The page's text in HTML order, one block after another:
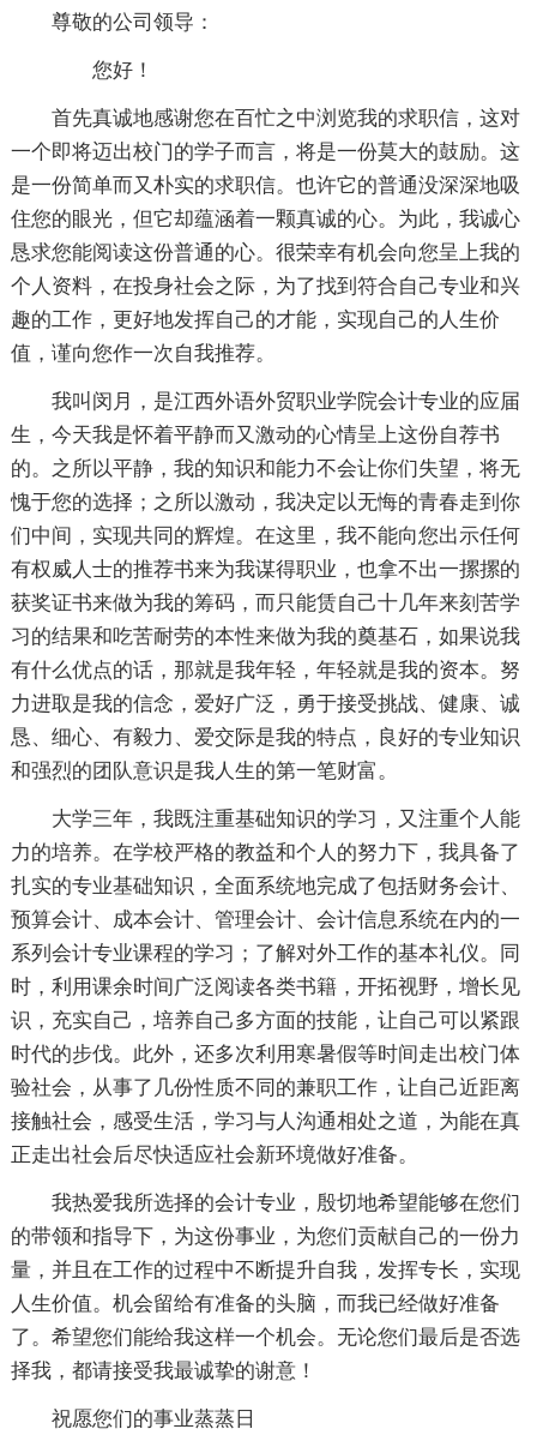
尊敬的公司领导：
您好！
首先真诚地感谢您在百忙之中浏览我的求职信，这对
一个即将迈出校门的学子而言，将是一份莫大的鼓励。这
是一份简单而又朴实的求职信。也许它的普通没深深地吸
住您的眼光，但它却蕴涵着一颗真诚的心。为此，我诚心
恳求您能阅读这份普通的心。很荣幸有机会向您呈上我的
个人资料，在投身社会之际，为了找到符合自己专业和兴
趣的工作，更好地发挥自己的才能，实现自己的人生价
值，谨向您作一次自我推荐。
我叫闵月，是江西外语外贸职业学院会计专业的应届
生，今天我是怀着平静而又激动的心情呈上这份自荐书
的。之所以平静，我的知识和能力不会让你们失望，将无
愧于您的选择；之所以激动，我决定以无悔的青春走到你
们中间，实现共同的辉煌。在这里，我不能向您出示任何
有权威人士的推荐书来为我谋得职业，也拿不出一摞摞的
获奖证书来做为我的筹码，而只能赁自己十几年来刻苦学
习的结果和吃苦耐劳的本性来做为我的奠基石，如果说我
有什么优点的话，那就是我年轻，年轻就是我的资本。努
力进取是我的信念，爱好广泛，勇于接受挑战、健康、诚
恳、细心、有毅力、爱交际是我的特点，良好的专业知识
和强烈的团队意识是我人生的第一笔财富。
大学三年，我既注重基础知识的学习，又注重个人能
力的培养。在学校严格的教益和个人的努力下，我具备了
扎实的专业基础知识，全面系统地完成了包括财务会计、
预算会计、成本会计、管理会计、会计信息系统在内的一
系列会计专业课程的学习；了解对外工作的基本礼仪。同
时，利用课余时间广泛阅读各类书籍，开拓视野，增长见
识，充实自己，培养自己多方面的技能，让自己可以紧跟
时代的步伐。此外，还多次利用寒暑假等时间走出校门体
验社会，从事了几份性质不同的兼职工作，让自己近距离
接触社会，感受生活，学习与人沟通相处之道，为能在真
正走出社会后尽快适应社会新环境做好准备。
我热爱我所选择的会计专业，殷切地希望能够在您们
的带领和指导下，为这份事业，为您们贡献自己的一份力
量，并且在工作的过程中不断提升自我，发挥专长，实现
人生价值。机会留给有准备的头脑，而我已经做好准备
了。希望您们能给我这样一个机会。无论您们最后是否选
择我，都请接受我最诚挚的谢意！
祝愿您们的事业蒸蒸日